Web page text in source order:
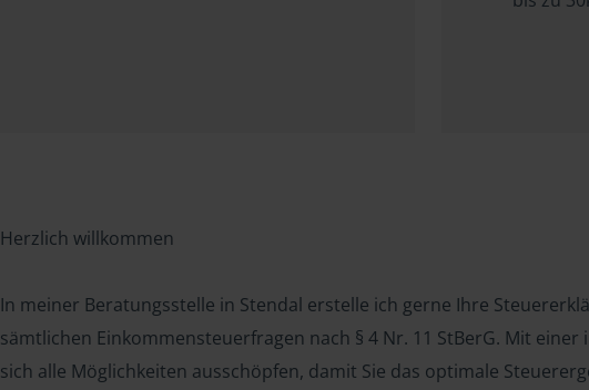
Herzlich willkommen
In meiner Beratungsstelle in Stendal erstelle ich gerne Ihre
sämtlichen Einkommensteuerfragen nach § 4 Nr. 11 StBerG. Mit
sich alle Möglichkeiten ausschöpfen, damit Sie das optimale